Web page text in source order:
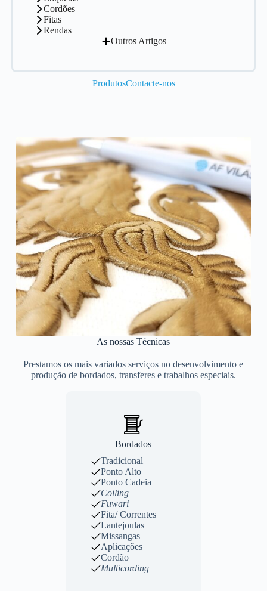
Cordões
Fitas
Rendas
Outros Artigos
ProdutosContacte-nos
As nossas Técnicas
Prestamos os mais variados serviços no desenvolvimento e
produção de bordados, transferes e trabalhos especiais.
Bordados
Tradicional
Ponto Alto
Ponto Cadeia
Coiling
Fuwari
Fita/ Correntes
Lantejoulas
Missangas
Aplicações
Cordão
Multicording